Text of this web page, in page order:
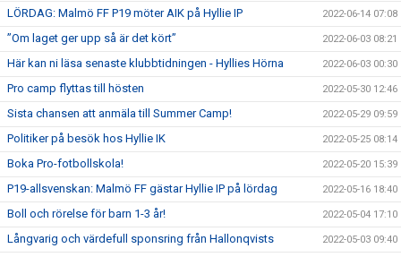
LÖRDAG: Malmö FF P19 möter AIK på Hyllie IP 2022-06-14 07:08
”Om laget ger upp så är det kört” 2022-06-03 08:21
Här kan ni läsa senaste klubbtidningen - Hyllies Hörna 2022-06-03 00:30
Pro camp flyttas till hösten 2022-05-30 12:46
Sista chansen att anmäla till Summer Camp! 2022-05-29 09:59
Politiker på besök hos Hyllie IK 2022-05-25 08:14
Boka Pro-fotbollskola! 2022-05-20 15:39
P19-allsvenskan: Malmö FF gästar Hyllie IP på lördag 2022-05-16 18:40
Boll och rörelse för barn 1-3 år! 2022-05-04 17:10
Långvarig och värdefull sponsring från Hallonqvists 2022-05-03 09:40